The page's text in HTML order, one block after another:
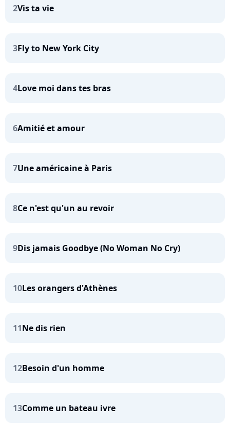
2Vis ta vie
3Fly to New York City
4Love moi dans tes bras
6Amitié et amour
7Une américaine à Paris
8Ce n'est qu'un au revoir
9Dis jamais Goodbye (No Woman No Cry)
10Les orangers d'Athènes
11Ne dis rien
12Besoin d'un homme
13Comme un bateau ivre